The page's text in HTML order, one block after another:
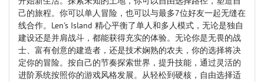
己的旅程。你可以单人冒险，也可以与最多7位好友一起无缝在
线合作。Len's Island 精心平衡了单人和多人模式，无论是独自
建设还是并肩战斗，都能获得充实的体验。无论你是无畏的战
士、富有创意的建造者，还是技术娴熟的农夫，你的选择将决
定你的冒险。按自己的节奏探索世界，提升技能，通过灵活的
进阶系统按照你的游戏风格发展。从轻松到硬核，自由选择适